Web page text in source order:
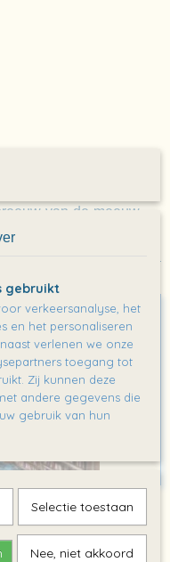
Chris Oelmeijer en Donna
van-de-meeuw
gebruikt
verkeersanalyse, het
en het personaliseren
verlenen we onze
toegang tot
Zij kunnen deze
andere gegevens die
gebruik van hun
Selectie toestaan
Nee, niet akkoord